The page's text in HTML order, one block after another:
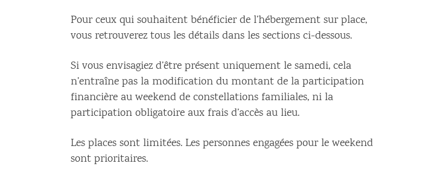
Pour ceux qui souhaitent bénéficier de l’hébergement sur place,
vous retrouverez tous les détails dans les sections ci-dessous.
Si vous envisagiez d’être présent uniquement le samedi, cela
n’entraîne pas la modification du montant de la participation
financière au weekend de constellations familiales, ni la
participation obligatoire aux frais d’accès au lieu.
Les places sont limitées. Les personnes engagées pour le weekend
sont prioritaires.